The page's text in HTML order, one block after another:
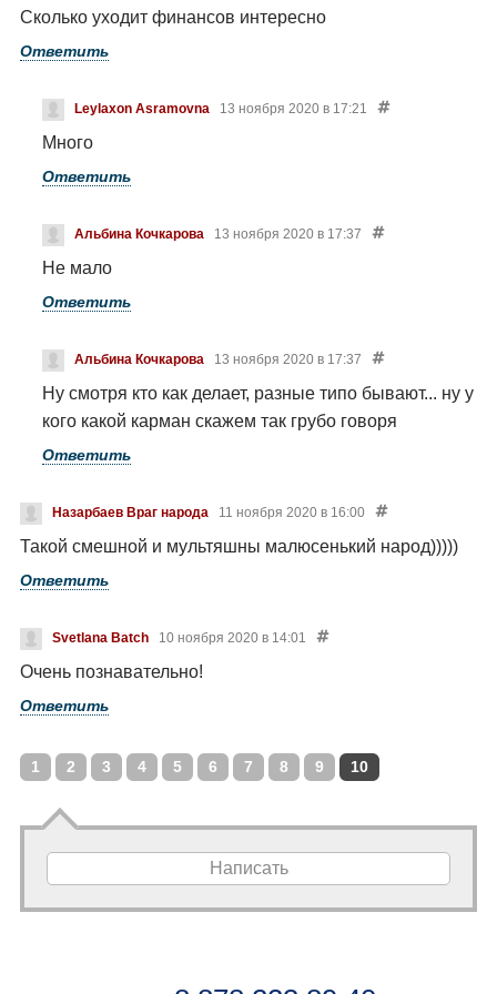
происходит, когда то впервые.
живите, вас никто не трогает,
Сколько уходит финансов интересно
Ответить
Leylaxon Asramovna 13 ноября 2020 в 17:21
Много
Ответить
Альбина Кочкарова 13 ноября 2020 в 17:37
Не мало
Ответить
Альбина Кочкарова 13 ноября 2020 в 17:37
Ну смотря кто как делает, разные типо бывают... ну у
кого какой карман скажем так грубо говоря
Ответить
Назарбаев Враг народа 11 ноября 2020 в 16:00
Такой смешной и мультяшны малюсенький народ)))))
Ответить
Svetlana Batch 10 ноября 2020 в 14:01
Очень познавательно!
Ответить
1 2 3 4 5 6 7 8 9 10
Написать